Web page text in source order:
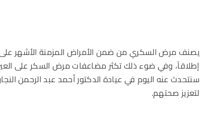
يصنف مرض السكري من ضمن الأمراض المزمنة الأشهر على
إطلاقاً، وفي ضوء ذلك تكثر مضاعفات مرض السكر على العين
سنتحدث عنه اليوم في عيادة الدكتور أحمد عبد الرحمن
لتعزيز صحتهم.